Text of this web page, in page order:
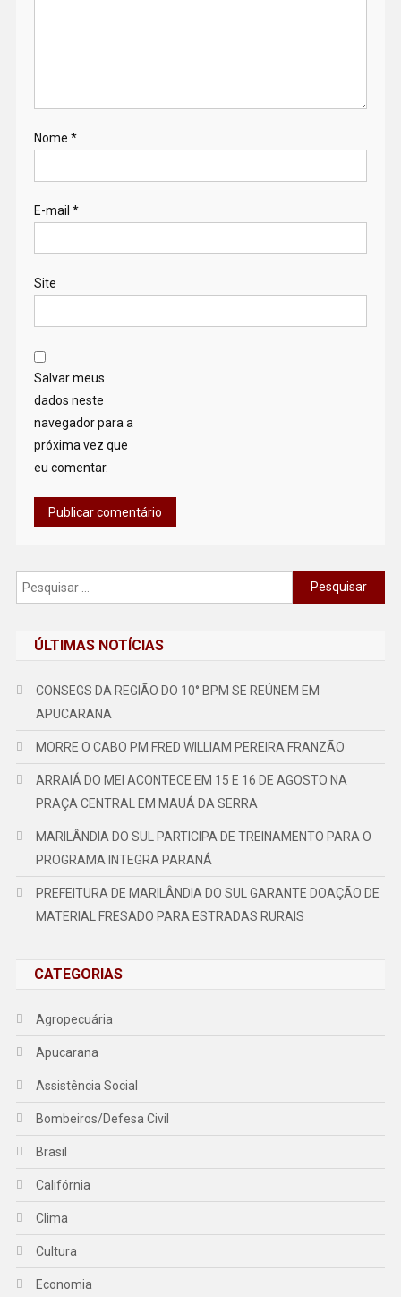
Nome *
E-mail *
Site
Salvar meus
dados neste
navegador para a
próxima vez que
eu comentar.
Pesquisar
por:
ÚLTIMAS NOTÍCIAS
CONSEGS DA REGIÃO DO 10° BPM SE REÚNEM EM
APUCARANA
MORRE O CABO PM FRED WILLIAM PEREIRA FRANZÃO
ARRAIÁ DO MEI ACONTECE EM 15 E 16 DE AGOSTO NA
PRAÇA CENTRAL EM MAUÁ DA SERRA
MARILÂNDIA DO SUL PARTICIPA DE TREINAMENTO PARA O
PROGRAMA INTEGRA PARANÁ
PREFEITURA DE MARILÂNDIA DO SUL GARANTE DOAÇÃO DE
MATERIAL FRESADO PARA ESTRADAS RURAIS
CATEGORIAS
Agropecuária
Apucarana
Assistência Social
Bombeiros/Defesa Civil
Brasil
Califórnia
Clima
Cultura
Economia